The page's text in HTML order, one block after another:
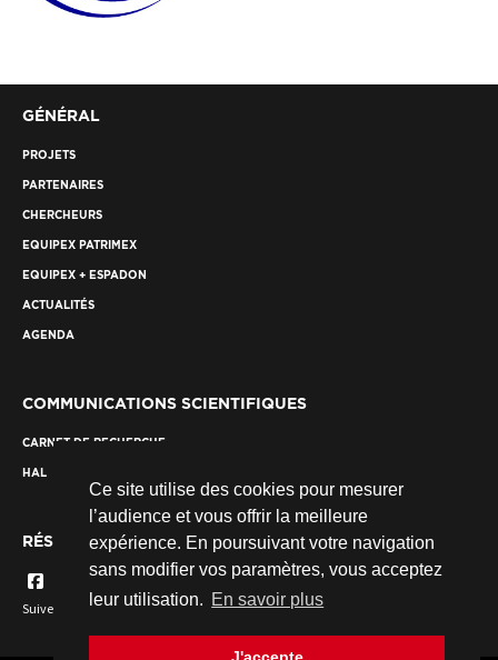
Ce site utilise des cookies pour mesurer
l’audience et vous offrir la meilleure
expérience. En poursuivant votre navigation
sans modifier vos paramètres, vous acceptez
leur utilisation. En savoir plus
GÉNÉRAL
PROJETS
PARTENAIRES
CHERCHEURS
EQUIPEX PATRIMEX
EQUIPEX + ESPADON
ACTUALITÉS
AGENDA
COMMUNICATIONS SCIENTIFIQUES
CARNET DE RECHERCHE
HAL
RÉSEAUX SOCIAUX
Suivez nous...